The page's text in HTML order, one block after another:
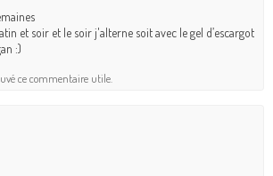
et soir et le soir j'alterne soit avec le gel d’escargot
:)
ce commentaire utile.